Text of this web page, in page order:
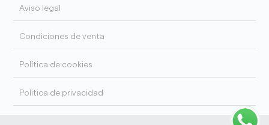
Aviso legal
Condiciones de venta
Política de cookies
Politica de privacidad